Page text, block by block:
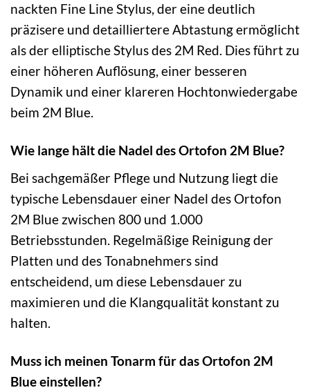
nackten Fine Line Stylus, der eine deutlich
präzisere und detailliertere Abtastung ermöglicht
als der elliptische Stylus des 2M Red. Dies führt zu
einer höheren Auflösung, einer besseren
Dynamik und einer klareren Hochtonwiedergabe
beim 2M Blue.
Wie lange hält die Nadel des Ortofon 2M Blue?
Bei sachgemäßer Pflege und Nutzung liegt die
typische Lebensdauer einer Nadel des Ortofon
2M Blue zwischen 800 und 1.000
Betriebsstunden. Regelmäßige Reinigung der
Platten und des Tonabnehmers sind
entscheidend, um diese Lebensdauer zu
maximieren und die Klangqualität konstant zu
halten.
Muss ich meinen Tonarm für das Ortofon 2M
Blue einstellen?